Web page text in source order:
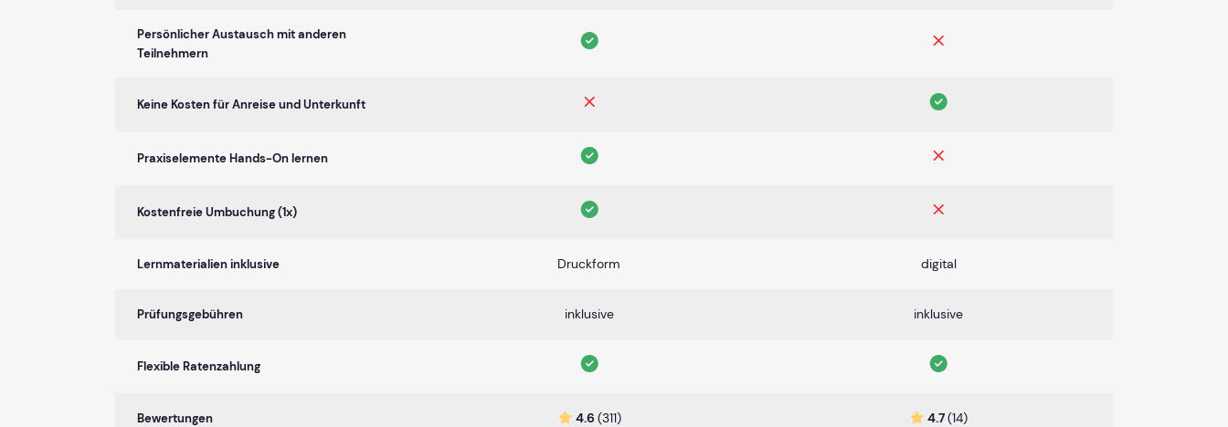
Persönlicher Austausch mit anderen
Teilnehmern
Keine Kosten für Anreise und Unterkunft
Praxiselemente Hands-On lernen
Kostenfreie Umbuchung (1x)
Lernmaterialien inklusive Druckform digital
Prüfungsgebühren inklusive inklusive
Flexible Ratenzahlung
Bewertungen 4.6 (311) 4.7(14)